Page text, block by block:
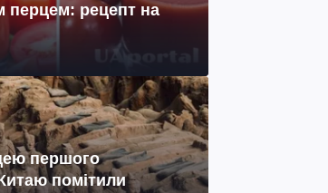
перцем: рецепт на
першого
помітили